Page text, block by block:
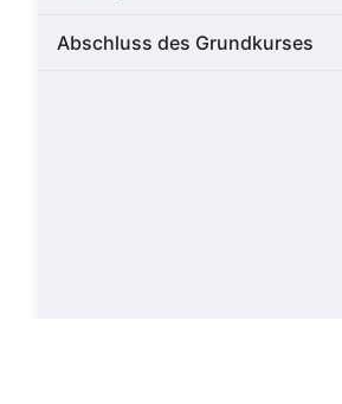
Abschluss des Grundkurses